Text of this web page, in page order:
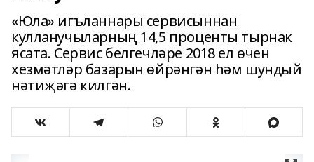
«Юла» игъланнары сервисыннан
кулланучыларның 14,5 проценты тырнак
ясата. Сервис белгечләре 2018 ел өчен
хезмәтләр базарын өйрәнгән һәм шундый
нәтиҗәгә килгән.